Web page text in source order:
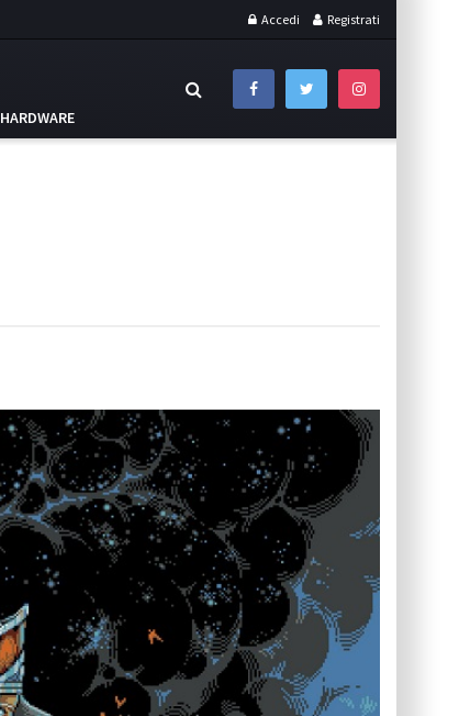
Accedi Registrati
HARDWARE